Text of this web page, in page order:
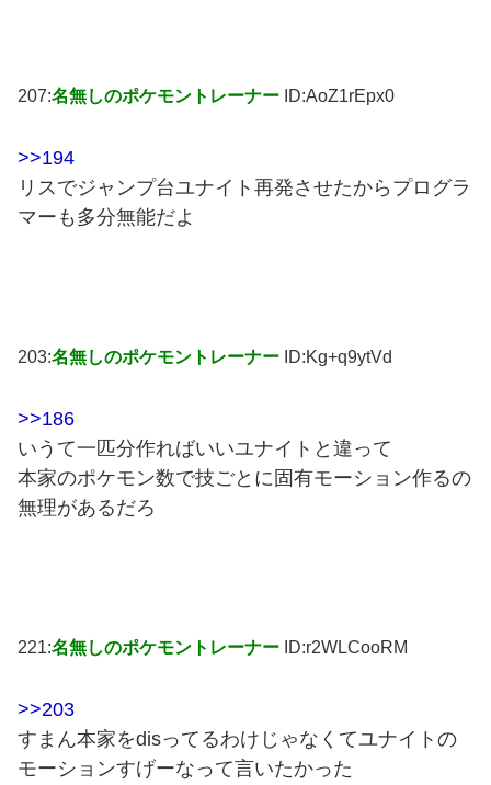
207:名無しのポケモントレーナー ID:AoZ1rEpx0
>>194
リスでジャンプ台ユナイト再発させたからプログラ
マーも多分無能だよ
203:名無しのポケモントレーナー ID:Kg+q9ytVd
>>186
いうて一匹分作ればいいユナイトと違って
本家のポケモン数で技ごとに固有モーション作るの
無理があるだろ
221:名無しのポケモントレーナー ID:r2WLCooRM
>>203
すまん本家をdisってるわけじゃなくてユナイトの
モーションすげーなって言いたかった